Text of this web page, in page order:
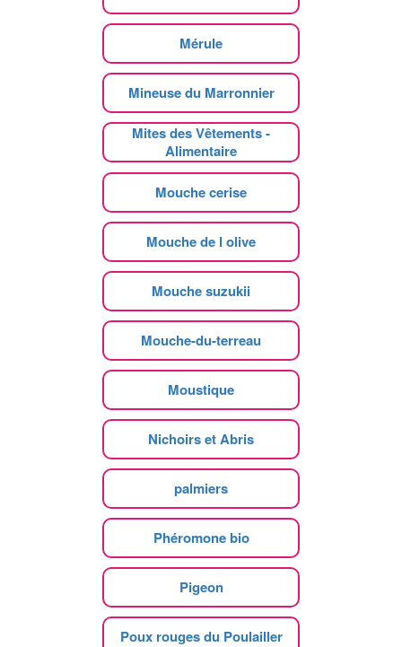
Mérule
Mineuse du Marronnier
Mites des Vêtements -
Alimentaire
Mouche cerise
Mouche de l olive
Mouche suzukii
Mouche-du-terreau
Moustique
Nichoirs et Abris
palmiers
Phéromone bio
Pigeon
Poux rouges du Poulailler